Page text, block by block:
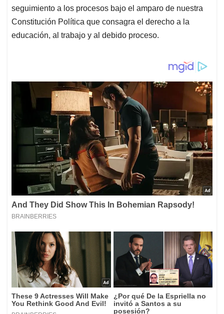
seguimiento a los procesos bajo el amparo de nuestra
Constitución Política que consagra el derecho a la
educación, al trabajo y al debido proceso.